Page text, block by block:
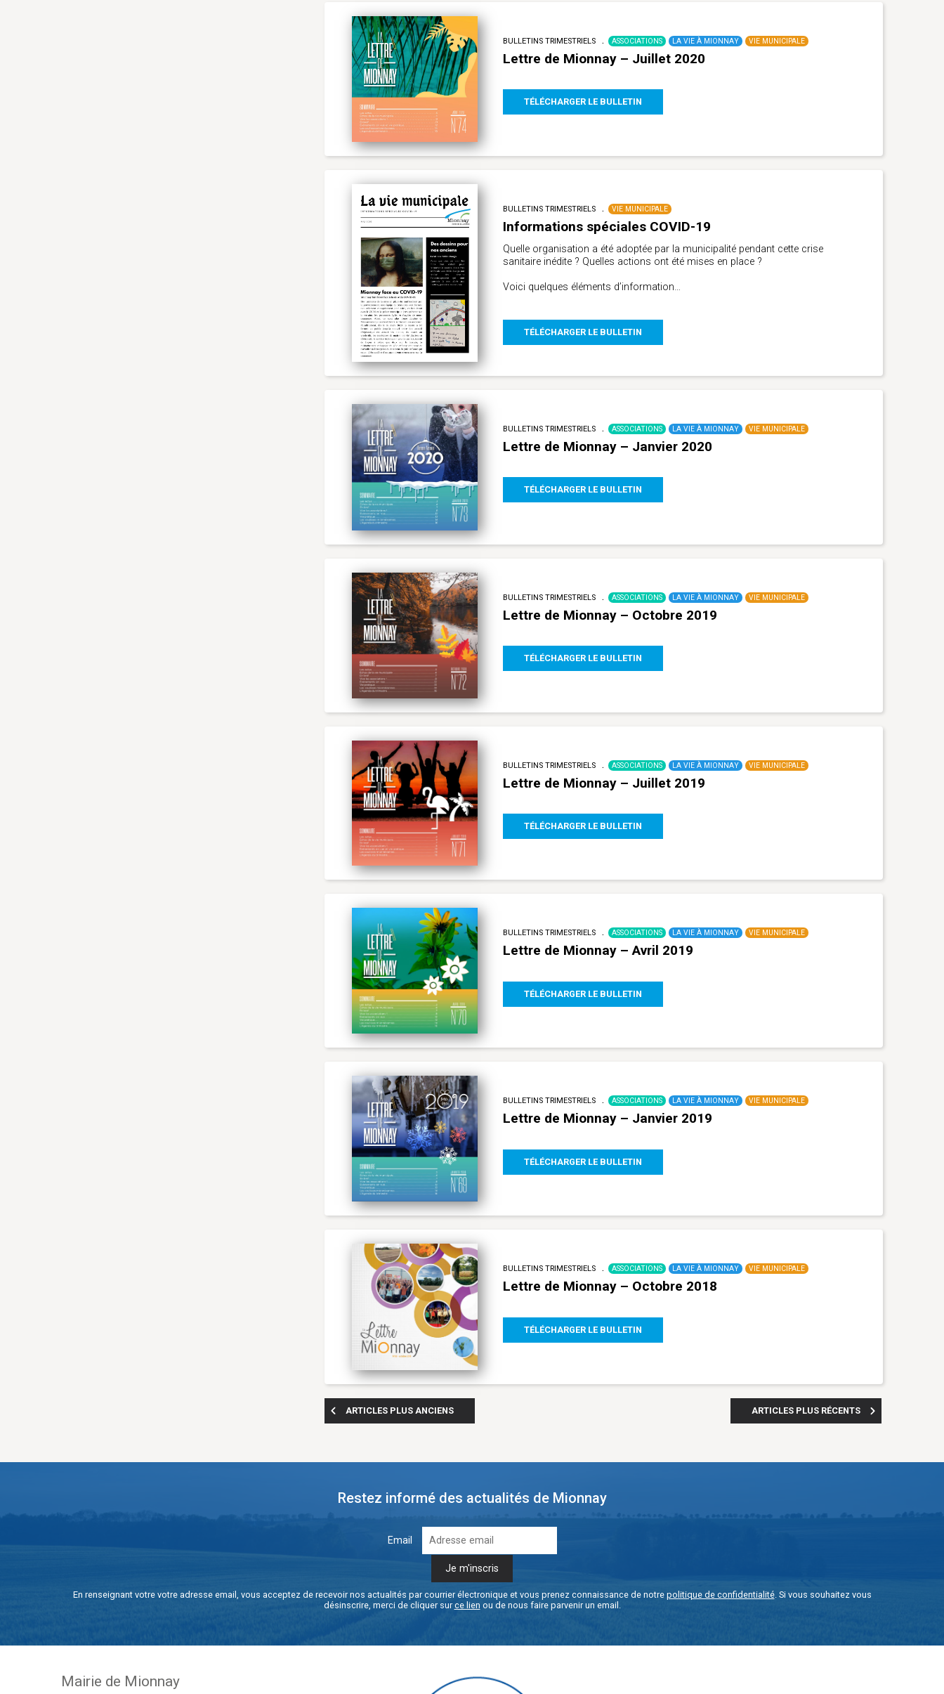
BULLETINS TRIMESTRIELS ASSOCIATIONS LA VIE À MIONNAY VIE MUNICIPALE
Lettre de Mionnay – Juillet 2020
TÉLÉCHARGER LE BULLETIN
BULLETINS TRIMESTRIELS VIE MUNICIPALE
Informations spéciales COVID-19
Quelle organisation a été adoptée par la municipalité pendant cette crise
sanitaire inédite ? Quelles actions ont été mises en place ?
Voici quelques éléments d’information…
TÉLÉCHARGER LE BULLETIN
BULLETINS TRIMESTRIELS ASSOCIATIONS LA VIE À MIONNAY VIE MUNICIPALE
Lettre de Mionnay – Janvier 2020
TÉLÉCHARGER LE BULLETIN
BULLETINS TRIMESTRIELS ASSOCIATIONS LA VIE À MIONNAY VIE MUNICIPALE
Lettre de Mionnay – Octobre 2019
TÉLÉCHARGER LE BULLETIN
BULLETINS TRIMESTRIELS ASSOCIATIONS LA VIE À MIONNAY VIE MUNICIPALE
Lettre de Mionnay – Juillet 2019
TÉLÉCHARGER LE BULLETIN
BULLETINS TRIMESTRIELS ASSOCIATIONS LA VIE À MIONNAY VIE MUNICIPALE
Lettre de Mionnay – Avril 2019
TÉLÉCHARGER LE BULLETIN
BULLETINS TRIMESTRIELS ASSOCIATIONS LA VIE À MIONNAY VIE MUNICIPALE
Lettre de Mionnay – Janvier 2019
TÉLÉCHARGER LE BULLETIN
BULLETINS TRIMESTRIELS ASSOCIATIONS LA VIE À MIONNAY VIE MUNICIPALE
Lettre de Mionnay – Octobre 2018
TÉLÉCHARGER LE BULLETIN
ARTICLES PLUS ANCIENS ARTICLES PLUS RÉCENTS
Restez informé des actualités de Mionnay
Email
En renseignant votre votre adresse email, vous acceptez de recevoir nos actualités par courrier électronique et vous prenez connaissance de notre politique de confidentialité. Si vous souhaitez vous
désinscrire, merci de cliquer surce lien ou de nous faire parvenir un email.
Mairie de Mionnay